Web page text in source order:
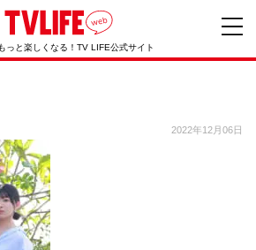
っと楽しくなる！TV LIFE公式サイト
2022年12月06日